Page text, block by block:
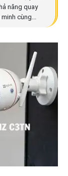
năng quay
cùng...